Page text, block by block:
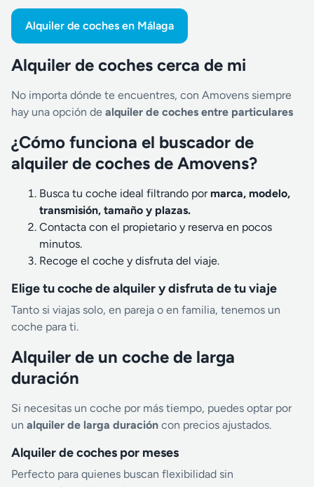
Alquiler de coches en Málaga
Alquiler de coches cerca de mi
No importa dónde te encuentres, con Amovens siempre
hay una opción de alquiler de coches entre particulares
¿Cómo funciona el buscador de
alquiler de coches de Amovens?
Busca tu coche ideal filtrando por marca, modelo,
transmisión, tamaño y plazas.
Contacta con el propietario y reserva en pocos
minutos.
Recoge el coche y disfruta del viaje.
Elige tu coche de alquiler y disfruta de tu viaje
Tanto si viajas solo, en pareja o en familia, tenemos un
coche para ti.
Alquiler de un coche de larga
duración
Si necesitas un coche por más tiempo, puedes optar por
un alquiler de larga duración con precios ajustados.
Alquiler de coches por meses
Perfecto para quienes buscan flexibilidad sin